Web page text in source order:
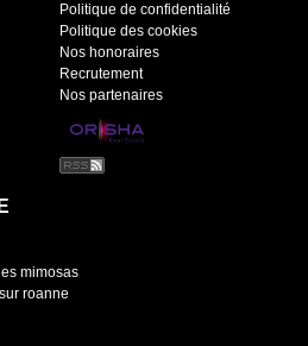
Politique de confidentialité
Politique des cookies
Nos honoraires
Recrutement
Nos partenaires
mimosas
roanne